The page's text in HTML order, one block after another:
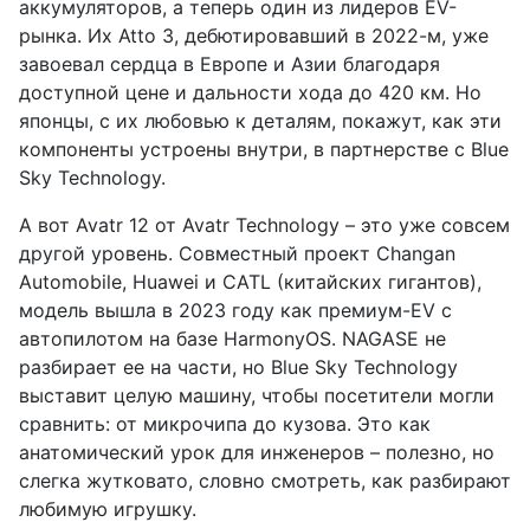
аккумуляторов, а теперь один из лидеров EV-
рынка. Их Atto 3, дебютировавший в 2022-м, уже
завоевал сердца в Европе и Азии благодаря
доступной цене и дальности хода до 420 км. Но
японцы, с их любовью к деталям, покажут, как эти
компоненты устроены внутри, в партнерстве с Blue
Sky Technology.
А вот Avatr 12 от Avatr Technology – это уже совсем
другой уровень. Совместный проект Changan
Automobile, Huawei и CATL (китайских гигантов),
модель вышла в 2023 году как премиум-EV с
автопилотом на базе HarmonyOS. NAGASE не
разбирает ее на части, но Blue Sky Technology
выставит целую машину, чтобы посетители могли
сравнить: от микрочипа до кузова. Это как
анатомический урок для инженеров – полезно, но
слегка жутковато, словно смотреть, как разбирают
любимую игрушку.